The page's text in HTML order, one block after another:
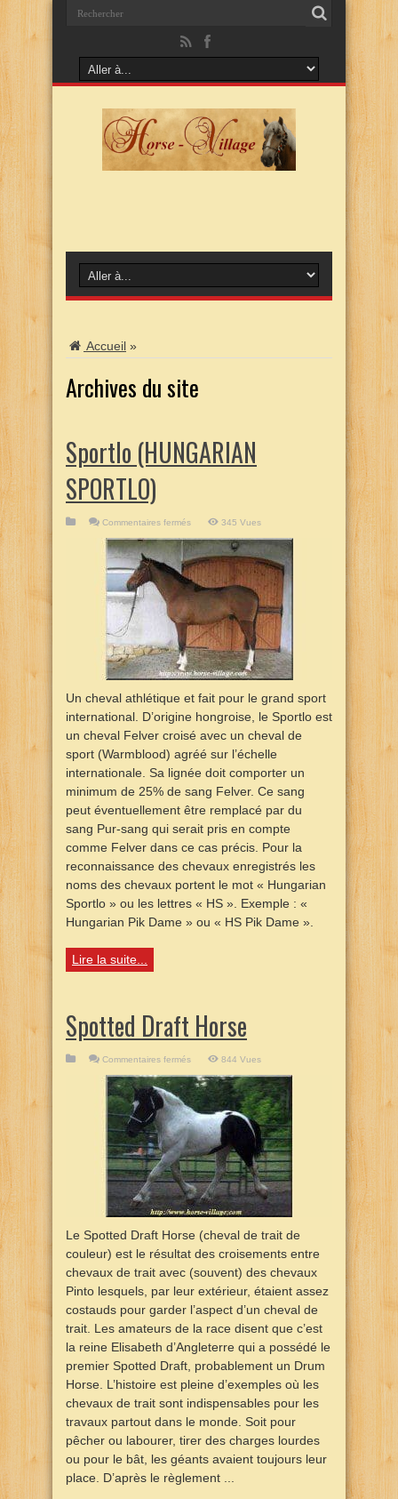
Accueil »
Archives du site
Sportlo (HUNGARIAN
SPORTLO)
Commentaires fermés
(HUNGARIAN
SPORTLO)
345 Vues
Un cheval athlétique et fait pour le grand sport
international. D’origine hongroise, le Sportlo est
un cheval Felver croisé avec un cheval de
sport (Warmblood) agréé sur l’échelle
internationale. Sa lignée doit comporter un
minimum de 25% de sang Felver. Ce sang
peut éventuellement être remplacé par du
sang Pur-sang qui serait pris en compte
comme Felver dans ce cas précis. Pour la
reconnaissance des chevaux enregistrés les
noms des chevaux portent le mot « Hungarian
Sportlo » ou les lettres « HS ». Exemple : «
Hungarian Pik Dame » ou « HS Pik Dame ».
Lire la suite...
Spotted Draft Horse
Commentaires fermés
Draft
Horse
844 Vues
Le Spotted Draft Horse (cheval de trait de
couleur) est le résultat des croisements entre
chevaux de trait avec (souvent) des chevaux
Pinto lesquels, par leur extérieur, étaient assez
costauds pour garder l’aspect d’un cheval de
trait. Les amateurs de la race disent que c’est
la reine Elisabeth d’Angleterre qui a possédé le
premier Spotted Draft, probablement un Drum
Horse. L’histoire est pleine d’exemples où les
chevaux de trait sont indispensables pour les
travaux partout dans le monde. Soit pour
pêcher ou labourer, tirer des charges lourdes
ou pour le bât, les géants avaient toujours leur
place. D’après le règlement ...